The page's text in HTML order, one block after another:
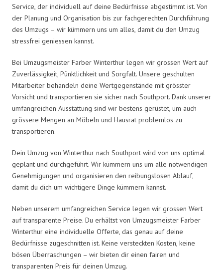
Service, der individuell auf deine Bedürfnisse abgestimmt ist. Von
der Planung und Organisation bis zur fachgerechten Durchführung
des Umzugs – wir kümmern uns um alles, damit du den Umzug
stressfrei geniessen kannst.
Bei Umzugsmeister Farber Winterthur legen wir grossen Wert auf
Zuverlässigkeit, Pünktlichkeit und Sorgfalt. Unsere geschulten
Mitarbeiter behandeln deine Wertgegenstände mit grösster
Vorsicht und transportieren sie sicher nach Southport. Dank unserer
umfangreichen Ausstattung sind wir bestens gerüstet, um auch
grössere Mengen an Möbeln und Hausrat problemlos zu
transportieren.
Dein Umzug von Winterthur nach Southport wird von uns optimal
geplant und durchgeführt. Wir kümmern uns um alle notwendigen
Genehmigungen und organisieren den reibungslosen Ablauf,
damit du dich um wichtigere Dinge kümmern kannst.
Neben unserem umfangreichen Service legen wir grossen Wert
auf transparente Preise. Du erhältst von Umzugsmeister Farber
Winterthur eine individuelle Offerte, das genau auf deine
Bedürfnisse zugeschnitten ist. Keine versteckten Kosten, keine
bösen Überraschungen – wir bieten dir einen fairen und
transparenten Preis für deinen Umzug.